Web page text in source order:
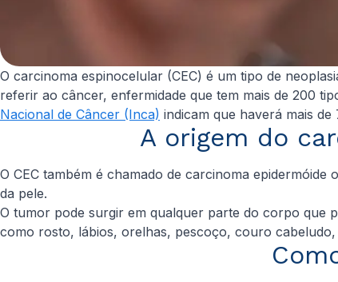
O carcinoma espinocelular (CEC) é um tipo de
referir ao câncer, enfermidade que tem mais de 200
Nacional de Câncer (Inca) indicam que haverá mais
A origem do
O CEC também é chamado de carcinoma epidermóide
da pele.
O tumor pode surgir em qualquer parte do corpo que
como rosto, lábios, orelhas, pescoço, couro